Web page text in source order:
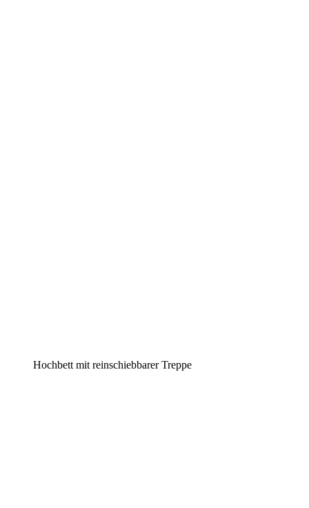
Hochbett mit reinschiebbarer Treppe